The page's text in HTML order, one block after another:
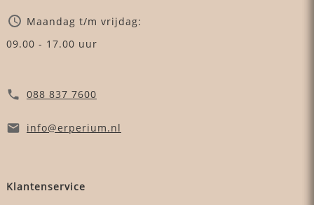
Maandag t/m vrijdag:
09.00 - 17.00 uur
088 837 7600
info@erperium.nl
Klantenservice